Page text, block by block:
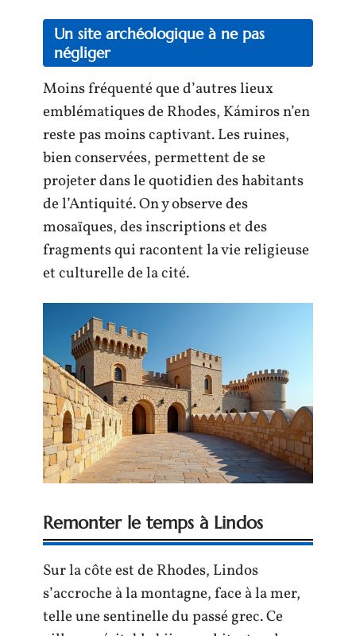
Un site archéologique à ne pas
négliger
Moins fréquenté que d’autres lieux
emblématiques de Rhodes, Kámiros n’en
reste pas moins captivant. Les ruines,
bien conservées, permettent de se
projeter dans le quotidien des habitants
de l’Antiquité. On y observe des
mosaïques, des inscriptions et des
fragments qui racontent la vie religieuse
et culturelle de la cité.
Remonter le temps à Lindos
Sur la côte est de Rhodes, Lindos
s’accroche à la montagne, face à la mer,
telle une sentinelle du passé grec. Ce